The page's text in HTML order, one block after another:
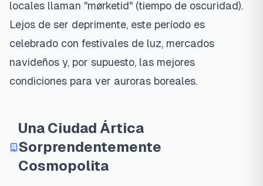
locales llaman "mørketid" (tiempo de oscuridad).
Lejos de ser deprimente, este período es
celebrado con festivales de luz, mercados
navideños y, por supuesto, las mejores
condiciones para ver auroras boreales.
Una Ciudad Ártica
Sorprendentemente
Cosmopolita